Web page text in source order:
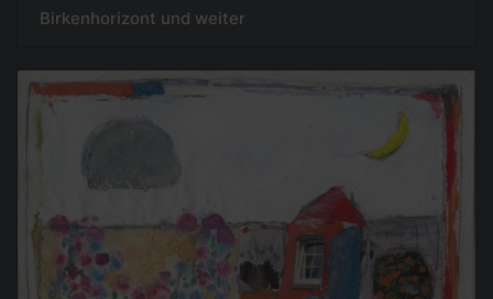
Birkenhorizont und weiter